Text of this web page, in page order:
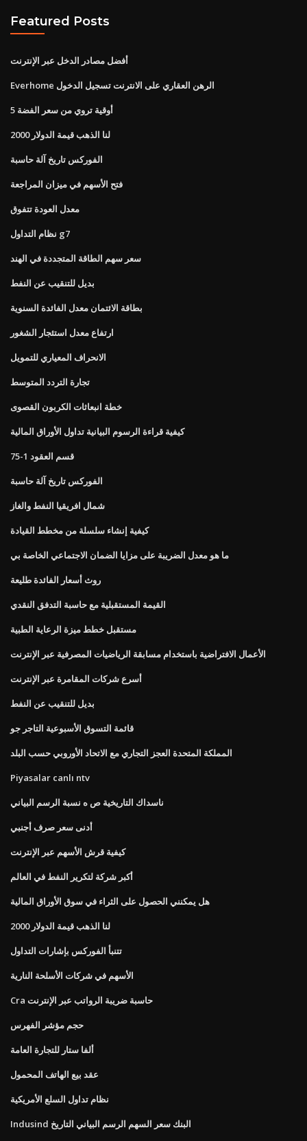
Featured Posts
أفضل مصادر الدخل عبر الإنترنت
Everhome الرهن العقاري على الانترنت تسجيل الدخول
5 أوقية تروي من سعر الفضة
لنا الذهب قيمة الدولار 2000
الفوركس تاريخ آلة حاسبة
فتح الأسهم في ميزان المراجعة
معدل العودة تتفوق
نظام التداول g7
سعر سهم الطاقة المتجددة في الهند
بديل للتنقيب عن النفط
بطاقة الائتمان معدل الفائدة السنوية
ارتفاع معدل استئجار الشغور
الانحراف المعياري للتمويل
تجارة التردد المتوسط
خطة انبعاثات الكربون القصوى
كيفية قراءة الرسوم البيانية تداول الأوراق المالية
قسم العقود 1-75
الفوركس تاريخ آلة حاسبة
شمال افريقيا النفط والغاز
كيفية إنشاء سلسلة من مخطط القيادة
ما هو معدل الضريبة على مزايا الضمان الاجتماعي الخاصة بي
روث أسعار الفائدة طليعة
القيمة المستقبلية مع حاسبة التدفق النقدي
مستقبل خطط ميزة الرعاية الطبية
الأعمال الافتراضية باستخدام مسابقة الرياضيات المصرفية عبر الإنترنت
أسرع شركات المقامرة عبر الإنترنت
بديل للتنقيب عن النفط
قائمة التسوق الأسبوعية التاجر جو
المملكة المتحدة العجز التجاري مع الاتحاد الأوروبي حسب البلد
Piyasalar canlı ntv
ناسداك التاريخية ص ه نسبة الرسم البياني
أدنى سعر صرف أجنبي
كيفية قرش الأسهم عبر الإنترنت
أكبر شركة لتكرير النفط في العالم
هل يمكنني الحصول على الثراء في سوق الأوراق المالية
لنا الذهب قيمة الدولار 2000
تتنبأ الفوركس بإشارات التداول
الأسهم في شركات الأسلحة النارية
Cra حاسبة ضريبة الرواتب عبر الإنترنت
حجم مؤشر الفهرس
ألفا ستار للتجارة العامة
عقد بيع الهاتف المحمول
نظام تداول السلع الأمريكية
Indusind البنك سعر السهم الرسم البياني التاريخ